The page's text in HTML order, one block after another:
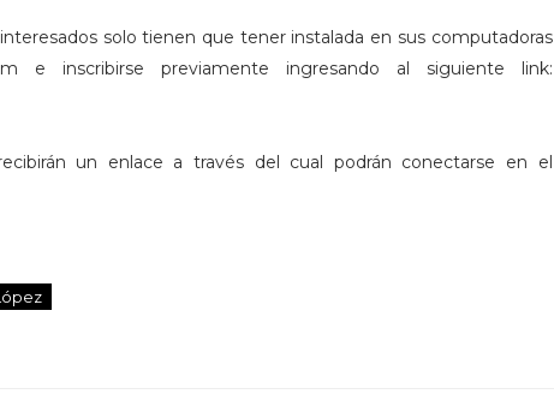
solo tienen que tener instalada en sus computadoras
e inscribirse previamente ingresando al siguiente link:
un enlace a través del cual podrán conectarse en el